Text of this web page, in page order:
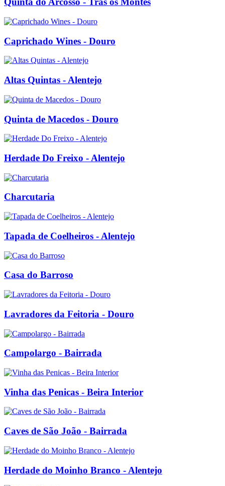
Caprichado Wines - Douro
Altas Quintas - Alentejo
Quinta de Macedos - Douro
Herdade Do Freixo - Alentejo
Charcutaria
Tapada de Coelheiros - Alentejo
Casa do Barroso
Lavradores da Feitoria - Douro
Campolargo - Bairrada
Vinha das Penicas - Beira Interior
Caves de São João - Bairrada
Herdade do Moinho Branco - Alentejo